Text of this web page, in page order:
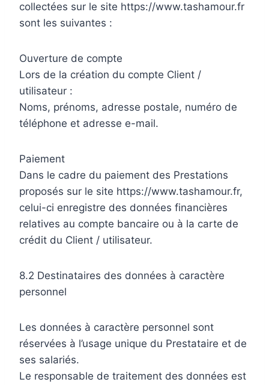
collectées sur le site https://www.tashamour.fr
sont les suivantes :
Ouverture de compte
Lors de la création du compte Client /
utilisateur :
Noms, prénoms, adresse postale, numéro de
téléphone et adresse e-mail.
Paiement
Dans le cadre du paiement des Prestations
proposés sur le site https://www.tashamour.fr,
celui-ci enregistre des données financières
relatives au compte bancaire ou à la carte de
crédit du Client / utilisateur.
8.2 Destinataires des données à caractère
personnel
Les données à caractère personnel sont
réservées à l’usage unique du Prestataire et de
ses salariés.
Le responsable de traitement des données est